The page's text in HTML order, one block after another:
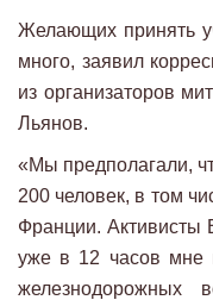
Желающих принять
много, заявил
из организаторов
Льянов.
«Мы предполагали,
200 человек, в том
Франции. Активисты
уже в 12 часов мне
железнодорожных